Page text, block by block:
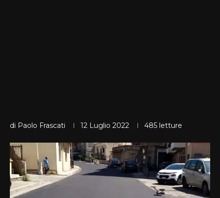
di Paolo Frascati 12 Luglio 2022 485 letture